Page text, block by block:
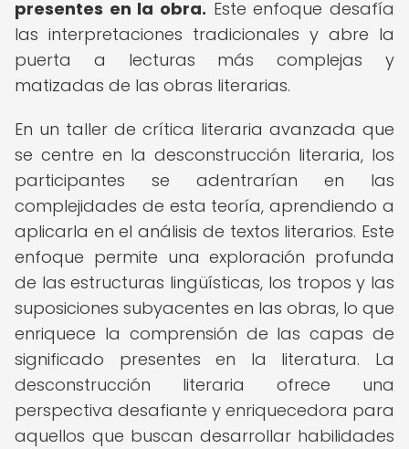
presentes en la obra. Este enfoque desafía
las interpretaciones tradicionales y abre la
puerta a lecturas más complejas y
matizadas de las obras literarias.
En un taller de crítica literaria avanzada que
se centre en la desconstrucción literaria, los
participantes se adentrarían en las
complejidades de esta teoría, aprendiendo a
aplicarla en el análisis de textos literarios. Este
enfoque permite una exploración profunda
de las estructuras lingüísticas, los tropos y las
suposiciones subyacentes en las obras, lo que
enriquece la comprensión de las capas de
significado presentes en la literatura. La
desconstrucción literaria ofrece una
perspectiva desafiante y enriquecedora para
aquellos que buscan desarrollar habilidades